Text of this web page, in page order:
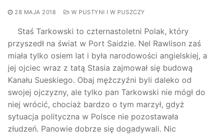
28 MAJA 2018 W PUSTYNI I W PUSZCZY
Staś Tarkowski to czternastoletni Polak, który
przyszedł na świat w Port Saidzie. Nel Rawlison zaś
miała tylko osiem lat i była narodowości angielskiej, a
jej ojciec wraz z tatą Stasia zajmował się budową
Kanału Sueskiego. Obaj mężczyźni byli daleko od
swojej ojczyzny, ale tylko pan Tarkowski nie mógł do
niej wrócić, chociaż bardzo o tym marzył, gdyż
sytuacja polityczna w Polsce nie pozostawała
złudzeń. Panowie dobrze się dogadywali. Nic